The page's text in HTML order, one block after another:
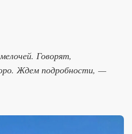
Говорят,
Ждем подробности, —